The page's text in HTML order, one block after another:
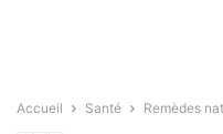
Accueil Santé Remèdes